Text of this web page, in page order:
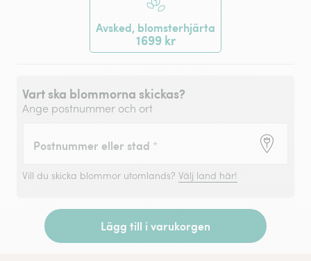
Avsked, blomsterhjärta
1699 kr
Vart ska blommorna skickas?
Ange postnummer och ort
Postnummer eller stad *
Vill du skicka blommor utomlands? Välj land här!
Lägg till i varukorgen